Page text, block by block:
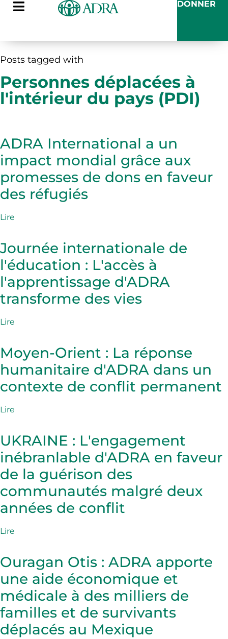
DONNER
Posts tagged with
Personnes déplacées à
l'intérieur du pays (PDI)
ADRA International a un
impact mondial grâce aux
promesses de dons en faveur
des réfugiés
Lire
Journée internationale de
l'éducation : L'accès à
l'apprentissage d'ADRA
transforme des vies
Lire
Moyen-Orient : La réponse
humanitaire d'ADRA dans un
contexte de conflit permanent
Lire
UKRAINE : L'engagement
inébranlable d'ADRA en faveur
de la guérison des
communautés malgré deux
années de conflit
Lire
Ouragan Otis : ADRA apporte
une aide économique et
médicale à des milliers de
familles et de survivants
déplacés au Mexique